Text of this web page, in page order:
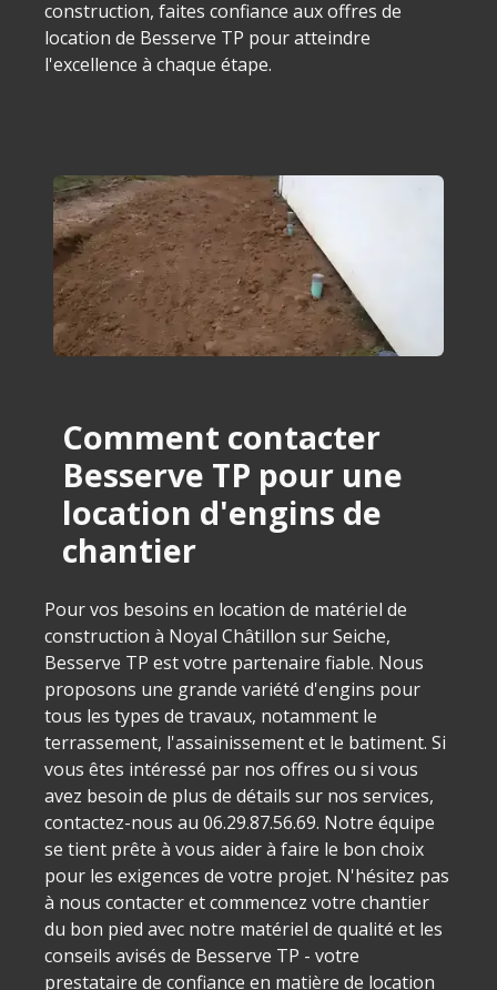
construction, faites confiance aux offres de
location de Besserve TP pour atteindre
l'excellence à chaque étape.
Comment contacter
Besserve TP pour une
location d'engins de
chantier
Pour vos besoins en location de matériel de
construction à Noyal Châtillon sur Seiche,
Besserve TP est votre partenaire fiable. Nous
proposons une grande variété d'engins pour
tous les types de travaux, notamment le
terrassement, l'assainissement et le batiment. Si
vous êtes intéressé par nos offres ou si vous
avez besoin de plus de détails sur nos services,
contactez-nous au 06.29.87.56.69. Notre équipe
se tient prête à vous aider à faire le bon choix
pour les exigences de votre projet. N'hésitez pas
à nous contacter et commencez votre chantier
du bon pied avec notre matériel de qualité et les
conseils avisés de Besserve TP - votre
prestataire de confiance en matière de location